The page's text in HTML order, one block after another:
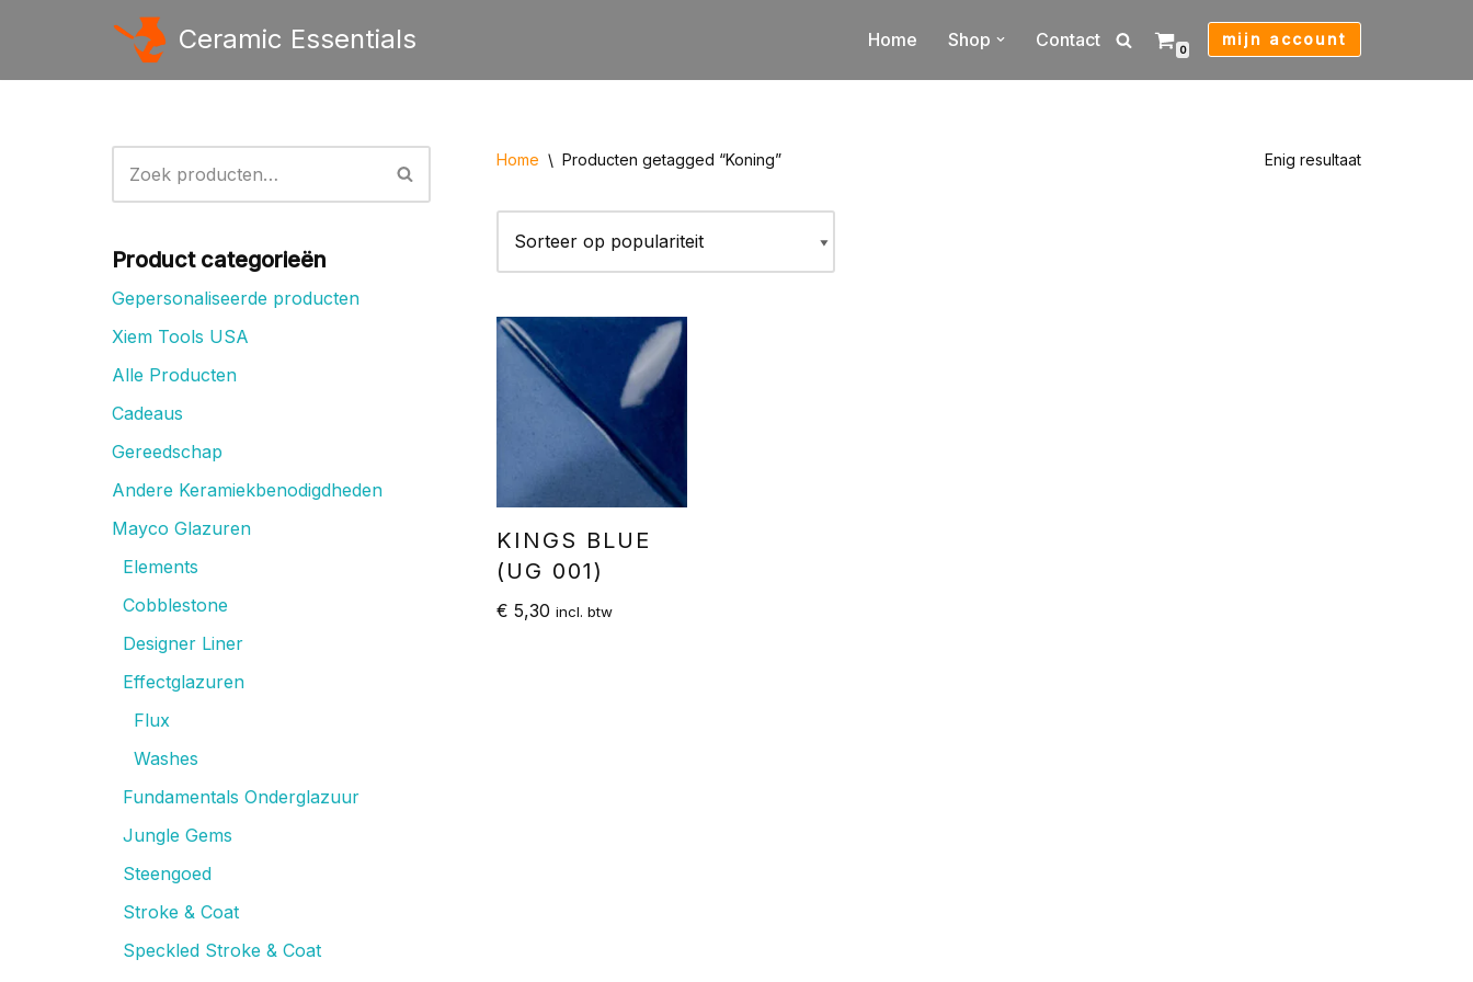
naar
Ceramic Essentials Home Shop Contact 0
mijn account
Product categorieën
Gepersonaliseerde producten
Xiem Tools USA
Alle Producten
Cadeaus
Gereedschap
Andere Keramiekbenodigdheden
Mayco Glazuren
Elements
Cobblestone
Designer Liner
Effectglazuren
Flux
Washes
Fundamentals Onderglazuur
Jungle Gems
Steengoed
Stroke & Coat
Speckled Stroke & Coat
Home \ Producten getagged “Koning” Enig resultaat
KINGS BLUE
(UG 001)
€ 5,30 incl. btw